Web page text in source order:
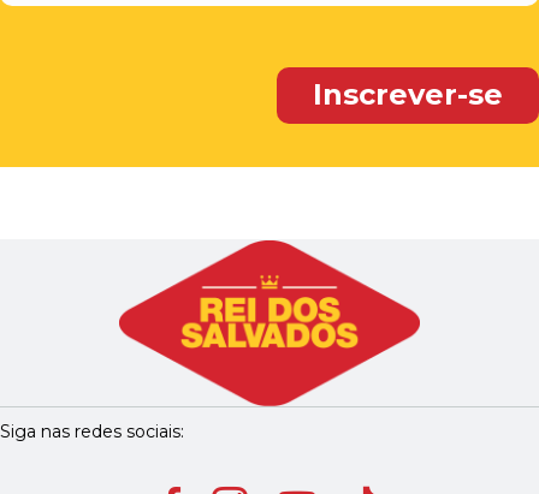
Siga nas redes sociais: